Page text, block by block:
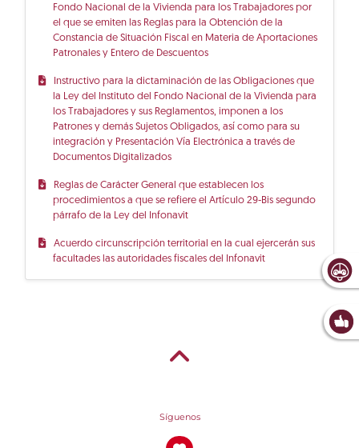
Fondo Nacional de la Vivienda para los Trabajadores por
el que se emiten las Reglas para la Obtención de la
Constancia de Situación Fiscal en Materia de Aportaciones
Patronales y Entero de Descuentos
Instructivo para la dictaminación de las Obligaciones que
la Ley del Instituto del Fondo Nacional de la Vivienda para
los Trabajadores y sus Reglamentos, imponen a los
Patrones y demás Sujetos Obligados, así como para su
integración y Presentación Vía Electrónica a través de
Documentos Digitalizados
Reglas de Carácter General que establecen los
procedimientos a que se refiere el Artículo 29-Bis segundo
párrafo de la Ley del Infonavit
Acuerdo circunscripción territorial en la cual ejercerán sus
facultades las autoridades fiscales del Infonavit
Síguenos